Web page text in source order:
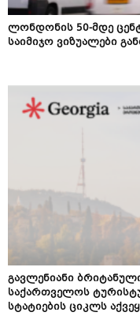
ლონდონის 50-მდე
საიმიჯო ვიზუალები
გავლენიანი
საქართველოს
სტატიების ციკლს